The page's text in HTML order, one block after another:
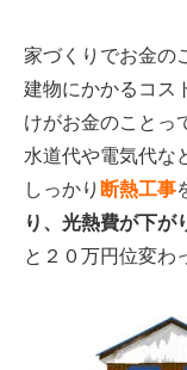
家づくりでお金の
建物にかかるコス
けがお金のことっ
水道代や電気代な
しっかり 断熱工事
り、光熱費が下が
と２０万円位変わ